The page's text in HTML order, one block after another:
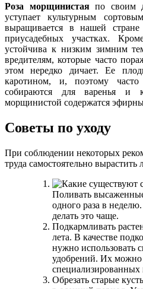
Роза морщинистаяпо своим
уступает культурным
выращивается в нашей
приусадебных участках.
устойчива к низким зимним
вредителям, которые часто
этом нередко дичает. Ее
каротином, и, поэтому часто
собираются для варенья и
морщинистой содержатся
Советы по уходу
При соблюдении некоторых
труда самостоятельно вырастить
Поливать
одного раза в
делать это чаще.
Подкармливать
лета. В качестве
нужно использовать
удобрений. Их можно
специализированных
Обрезать старые